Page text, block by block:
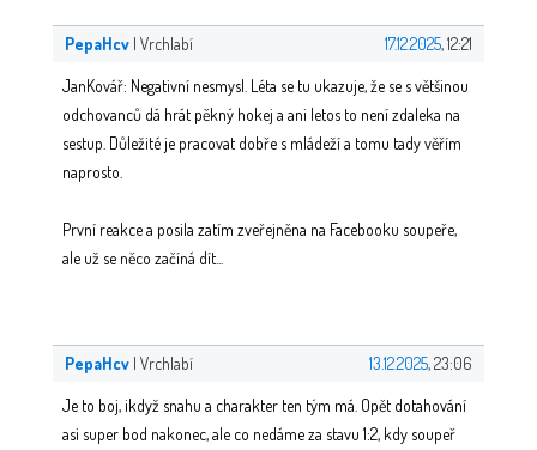
PepaHcv | Vrchlabí 17.12.2025, 12:21
JanKovář: Negativní nesmysl. Léta se tu ukazuje, že se s většinou
odchovanců dá hrát pěkný hokej a ani letos to není zdaleka na
sestup. Důležité je pracovat dobře s mládeží a tomu tady věřím
naprosto.
První reakce a posila zatím zveřejněna na Facebooku soupeře,
ale už se něco začíná dít...
PepaHcv | Vrchlabí 13.12.2025, 23:06
Je to boj, ikdyž snahu a charakter ten tým má. Opět dotahování
asi super bod nakonec, ale co nedáme za stavu 1:2, kdy soupeř